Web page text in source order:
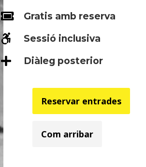
 Gratis amb reserva
 Sessió inclusiva
 Diàleg posterior
Reservar entrades
Com arribar